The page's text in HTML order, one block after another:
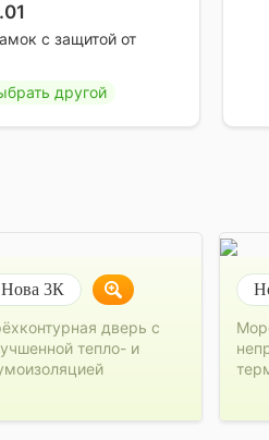
с защитой от
другой
Нова 3К
дверь с
тепло- и